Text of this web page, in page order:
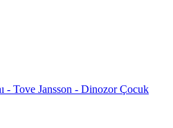
- Tove Jansson - Dinozor Çocuk